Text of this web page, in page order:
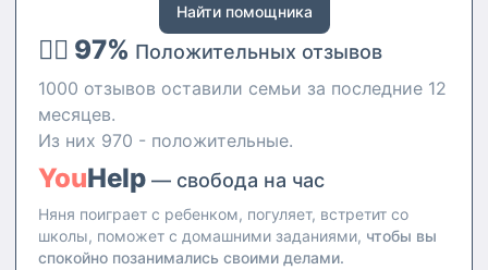
Найти помощника
👍🏻 97% Положительных отзывов
1000 отзывов оставили семьи за последние 12
месяцев.
Из них 970 - положительные.
YouHelp — свобода на час
Няня поиграет с ребенком, погуляет, встретит со
школы, поможет с домашними заданиями, чтобы вы
спокойно позанимались своими делами.